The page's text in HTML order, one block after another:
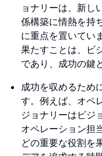
ョナリーは、新し
係構築に情熱を持
に重点を置いてい
果たすことは、ビ
であり、成功の鍵
成功を収めるため
す。例えば、オペ
ジョナリーはビジ
オペレーション担
どの重要な役割を